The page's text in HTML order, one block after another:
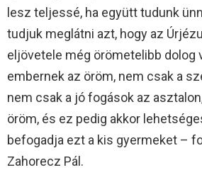
lesz teljessé, ha együtt tudunk
tudjuk meglátni azt, hogy az
eljövetele még örömetelibb dolog
embernek az öröm, nem csak a
nem csak a jó fogások az
öröm, és ez pedig akkor
befogadja ezt a kis gyermeket –
Zahorecz Pál.